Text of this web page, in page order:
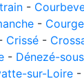
-
-
Crissé -
- Dénezé-
sur-Loire -